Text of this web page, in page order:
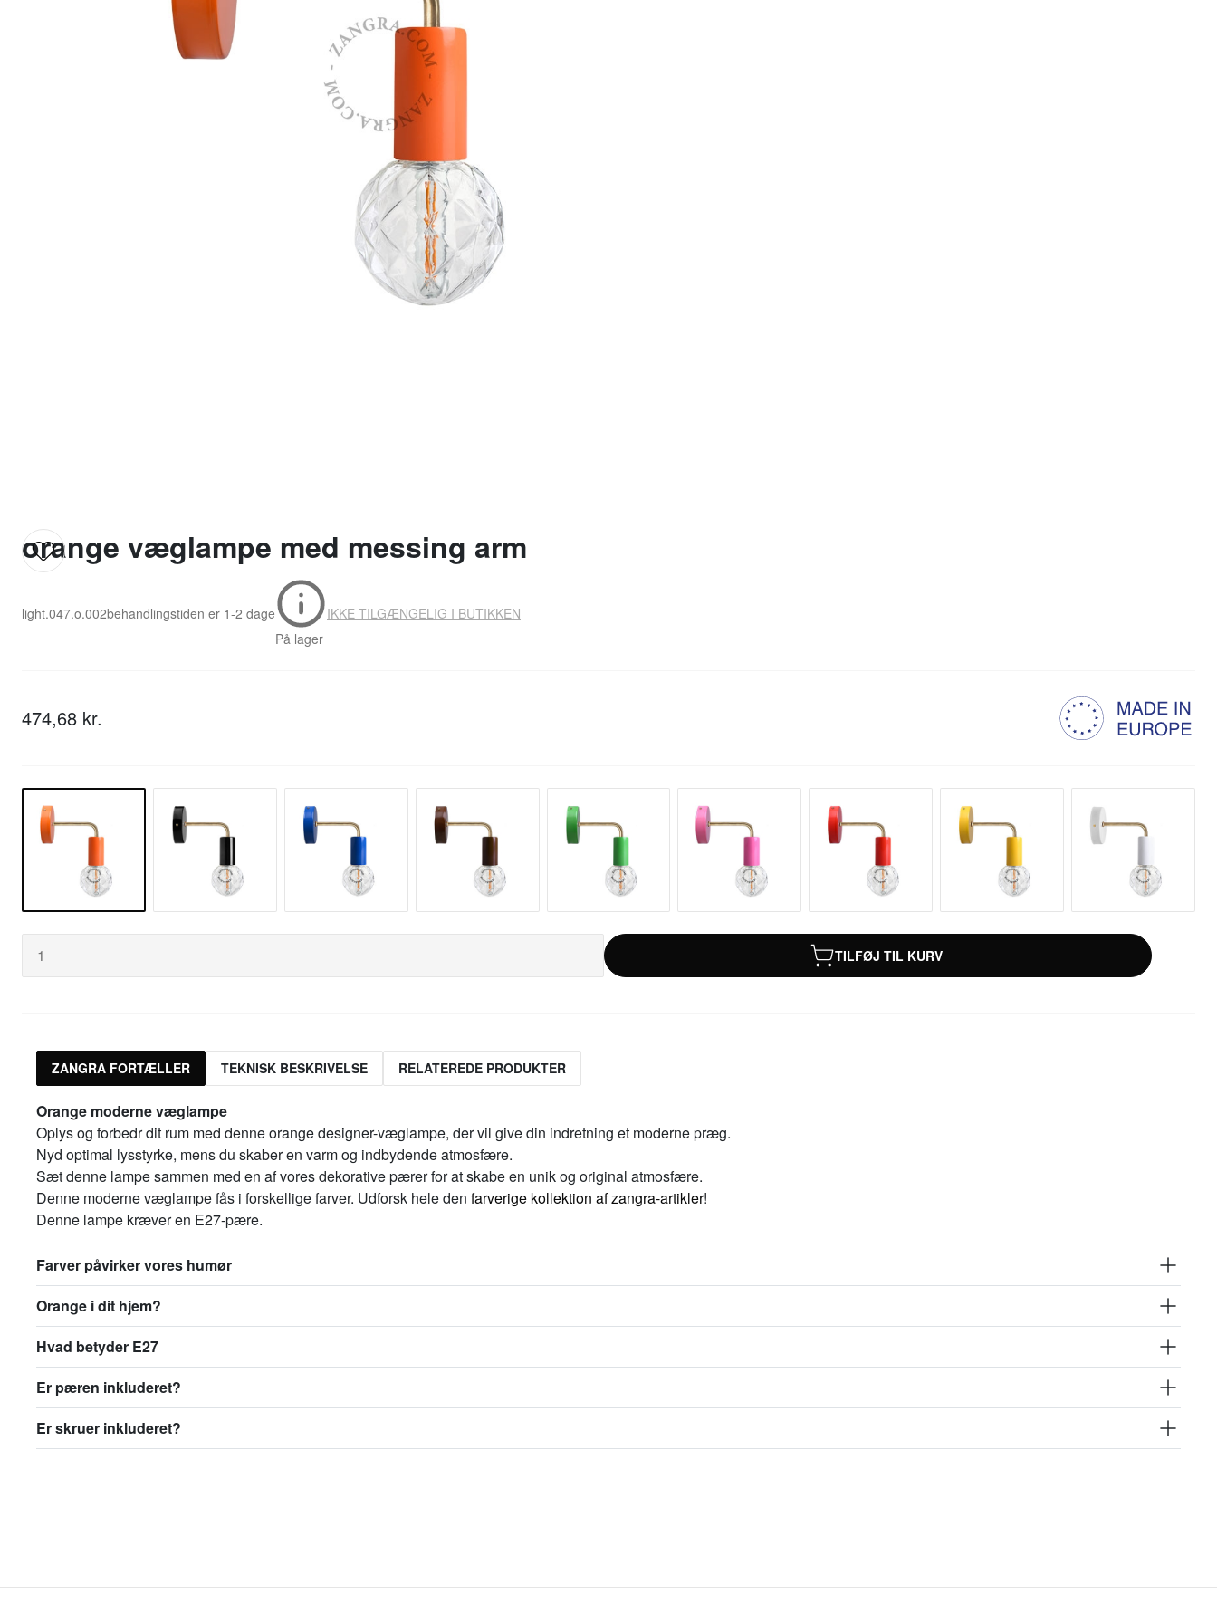
orange væglampe med messing arm
light.047.o.002behandlingstiden er 1-2 dage
På lager
IKKE TILGÆNGELIG I BUTIKKEN
474,68 kr.
TILFØJ TIL KURV
ZANGRA FORTÆLLER TEKNISK BESKRIVELSE RELATEREDE PRODUKTER
Orange moderne væglampe
Oplys og forbedr dit rum med denne orange designer-væglampe, der vil give din indretning et moderne præg.
Nyd optimal lysstyrke, mens du skaber en varm og indbydende atmosfære.
Sæt denne lampe sammen med en af vores dekorative pærer for at skabe en unik og original atmosfære.
Denne moderne væglampe fås i forskellige farver. Udforsk hele den farverige kollektion af zangra-artikler!
Denne lampe kræver en E27-pære.
Farver påvirker vores humør
Orange i dit hjem?
Hvad betyder E27
Er pæren inkluderet?
Er skruer inkluderet?